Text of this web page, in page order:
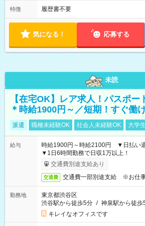
特徴 履歴書不要
気になる！ 応募する
未読
【在宅OK】レア求人！パスポー
＊時給1900円～／短期！すぐ働
派遣 職種未経験OK 社会人未経験OK 大学
給与
時給1900円～時給2100円 ▼日払い
▼1日6時間勤務で日収1万以上！
交通費別途支給あり
交通費 交通費一部別途支給 ※お仕
勤務地
東京都渋谷区
渋谷駅から徒歩5分 / 神泉駅から徒歩
キレイなオフィスです